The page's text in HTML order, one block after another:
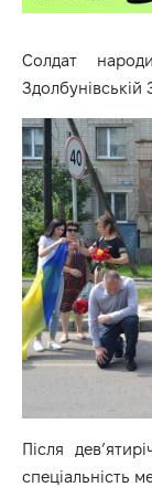
Солдат
Здолбунівській
Після
спеціальність